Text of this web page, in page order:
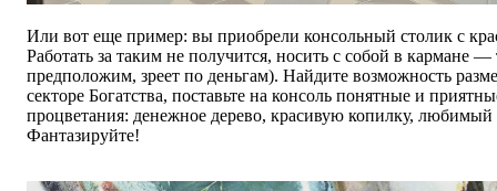
Или вот еще пример: вы приобрели консольный столик с
Работать за таким не получится, носить с собой в кармане —
предположим, зреет по деньгам). Найдите возможность
секторе Богатства, поставьте на консоль понятные и
процветания: денежное дерево, красивую копилку, любимый
Фантазируйте!